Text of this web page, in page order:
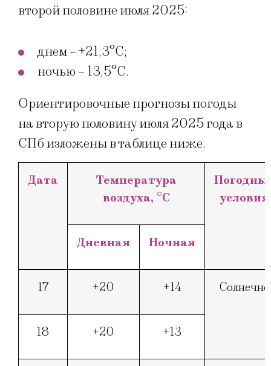
второй половине июля 2025:
днем – +21,3°C;
ночью – 13,5°C.
Ориентировочные прогнозы погоды
на вторую половину июля 2025 года в
СПб изложены в таблице ниже.
Дата
Температура
воздуха, °C
условия
Дневная Ночная
17 +20 +14 Солнечно
18 +20 +13